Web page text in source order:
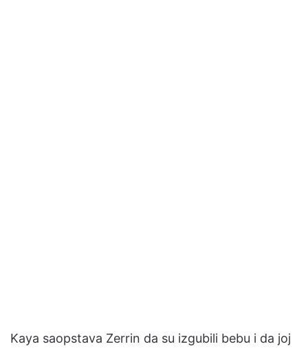
Kaya saopstava Zerrin da su izgubili bebu i da joj